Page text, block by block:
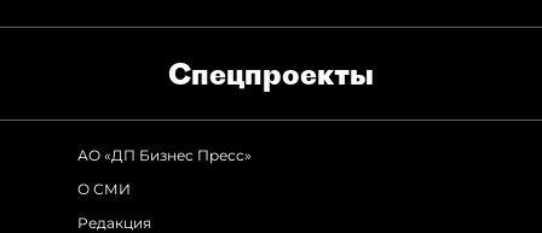
Спец­проекты
АО «ДП Бизнес Пресс»
О СМИ
Редакция